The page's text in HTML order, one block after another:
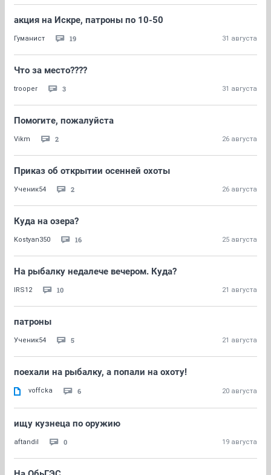
акция на Искре, патроны по 10-50
Гуманист 19 31 августа
Что за место????
trooper 3 31 августа
Помогите, пожалуйста
Vikm 2 26 августа
Приказ об открытии осенней охоты
Ученик54 2 26 августа
Куда на озера?
Kostyan350 16 25 августа
На рыбалку недалече вечером. Куда?
IRS12 10 21 августа
патроны
Ученик54 5 21 августа
поехали на рыбалку, а попали на охоту!
voffcka 6 20 августа
ищу кузнеца по оружию
aftandil 0 19 августа